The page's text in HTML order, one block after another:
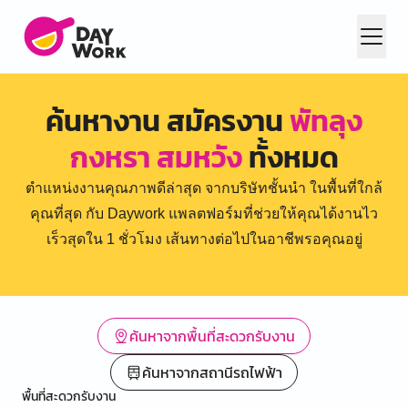
ค้นหางาน สมัครงานพัทลุง
กงหรา สมหวังทั้งหมด
ตำแหน่งงานคุณภาพดีล่าสุด จากบริษัทชั้นนำ ในพื้นที่ใกล้
คุณที่สุด กับ Daywork แพลตฟอร์มที่ช่วยให้คุณได้งานไว
เร็วสุดใน 1 ชั่วโมง เส้นทางต่อไปในอาชีพรอคุณอยู่
ค้นหาจากพื้นที่สะดวกรับงาน
ค้นหาจากสถานีรถไฟฟ้า
พื้นที่สะดวกรับงาน